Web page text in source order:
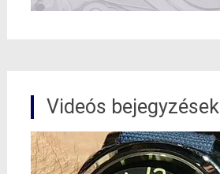
Videós bejegyzések